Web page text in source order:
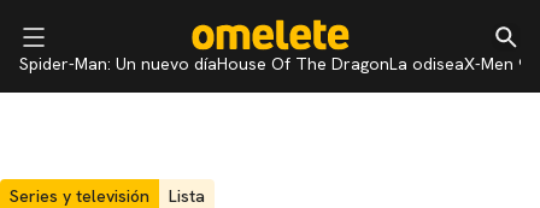
Spider-Man: Un nuevo díaHouse Of The DragonLa odiseaX-Men 97
Series y televisión Lista